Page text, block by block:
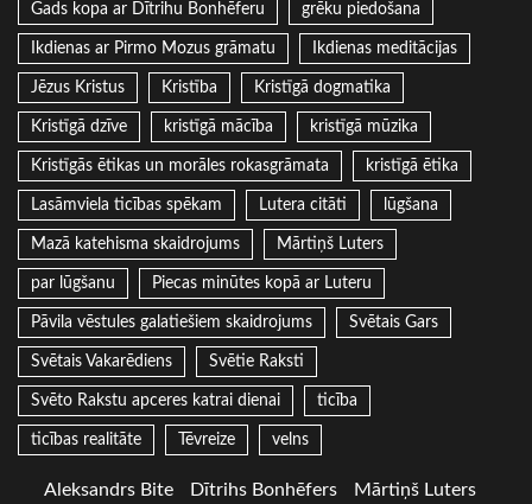
Gads kopa ar Dītrihu Bonhēferu grēku piedošana
Ikdienas ar Pirmo Mozus grāmatu Ikdienas meditācijas
Jēzus Kristus Kristība Kristīgā dogmatika
Kristīgā dzīve kristīgā mācība kristīgā mūzika
Kristīgās ētikas un morāles rokasgrāmata kristīgā ētika
Lasāmviela ticības spēkam Lutera citāti lūgšana
Mazā katehisma skaidrojums Mārtiņš Luters
par lūgšanu Piecas minūtes kopā ar Luteru
Pāvila vēstules galatiešiem skaidrojums Svētais Gars
Svētais Vakarēdiens Svētie Raksti
Svēto Rakstu apceres katrai dienai ticība
ticības realitāte Tēvreize velns
Aleksandrs Bite Dītrihs Bonhēfers Mārtiņš Luters